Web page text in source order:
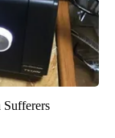
Sufferers